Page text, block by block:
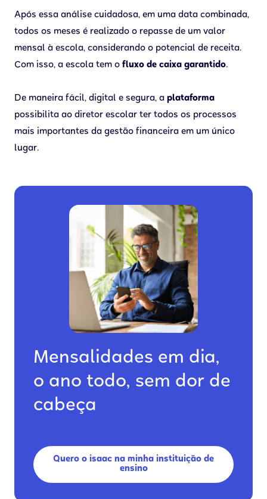
Após essa análise cuidadosa, em uma data combinada,
todos os meses é realizado o repasse de um valor
mensal à escola, considerando o potencial de receita.
Com isso, a escola tem o fluxo de caixa garantido.
De maneira fácil, digital e segura, a plataforma
possibilita ao diretor escolar ter todos os processos
mais importantes da gestão financeira em um único
lugar.
Mensalidades em dia,
o ano todo, sem dor de
cabeça
Quero o isaac na minha instituição de
ensino